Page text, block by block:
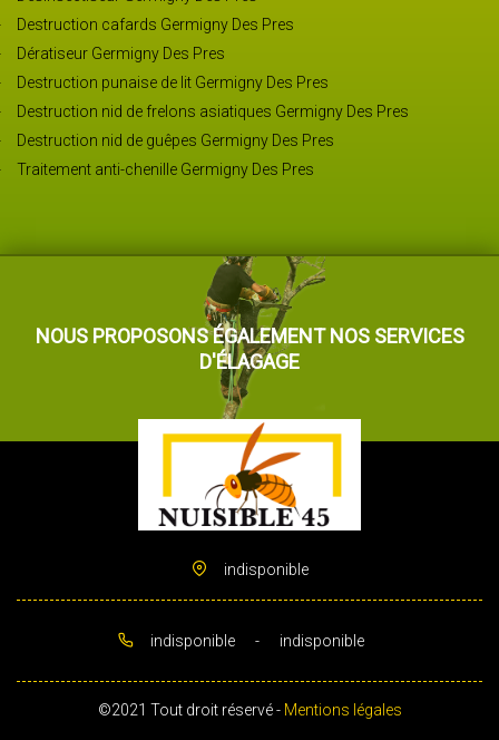
Destruction cafards Germigny Des Pres
Dératiseur Germigny Des Pres
Destruction punaise de lit Germigny Des Pres
Destruction nid de frelons asiatiques Germigny Des Pres
Destruction nid de guêpes Germigny Des Pres
Traitement anti-chenille Germigny Des Pres
NOUS PROPOSONS ÉGALEMENT NOS SERVICES
D'ÉLAGAGE
indisponible
indisponible - indisponible
©2021 Tout droit réservé - Mentions légales